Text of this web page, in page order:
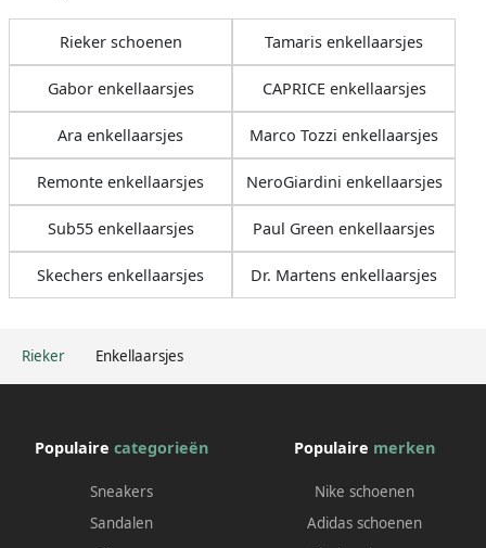
Rieker Enkellaarsjes
Rieker schoenen Tamaris enkellaarsjes
Gabor enkellaarsjes CAPRICE enkellaarsjes
Ara enkellaarsjes Marco Tozzi enkellaarsjes
Remonte enkellaarsjes NeroGiardini enkellaarsjes
Sub55 enkellaarsjes Paul Green enkellaarsjes
Skechers enkellaarsjes Dr. Martens enkellaarsjes
Populaire categorieën
Sneakers
Sandalen
Populaire merken
Nike schoenen
Adidas schoenen